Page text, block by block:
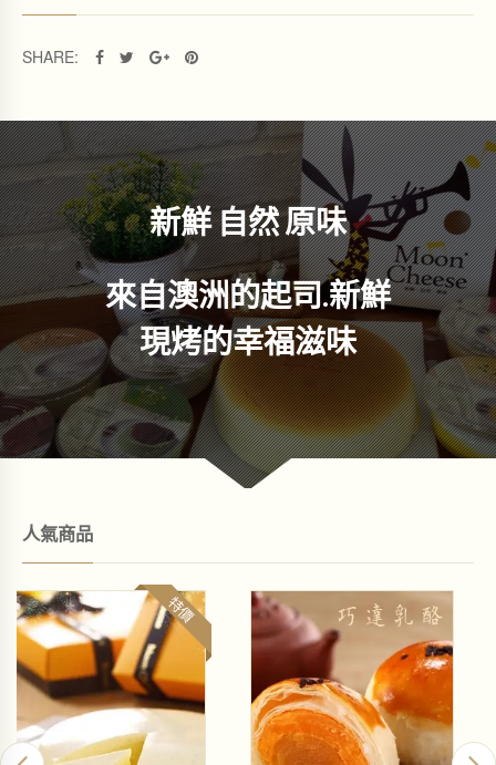
SHARE:
新鮮 自然 原味
來自澳洲的起司.新鮮
現烤的幸福滋味
人氣商品
特價